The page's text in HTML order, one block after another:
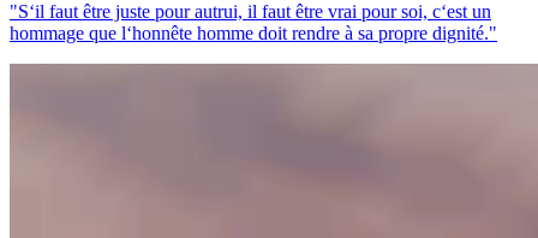
"S‘il faut être juste pour autrui, il faut être vrai pour soi, c‘est un
hommage que l‘honnête homme doit rendre à sa propre dignité."